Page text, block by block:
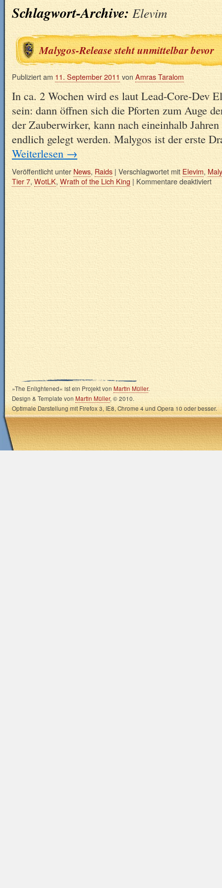
Schlagwort-Archive:Elevim
Malygos-Release steht unmittelbar bevor
Publiziert am 11. September 2011 von Amras Taralom
In ca. 2 Wochen wird es laut Lead-Core-Dev
sein: dann öffnen sich die Pforten zum Auge
der Zauberwirker, kann nach eineinhalb
endlich gelegt werden. Malygos ist der erste
Weiterlesen→
Veröffentlicht unterNews, Raids |Verschlagwortet mit Elevim,
Tier 7,WotLK, Wrath of the Lich King | Kommentare deaktiviert
»The Enlightened« ist ein Projekt vonMartin Müller.
Design & Template vonMartin Müller, © 2010.
Optimale Darstellung mit Firefox 3, IE8, Chrome 4 und Opera 10 oder besser.